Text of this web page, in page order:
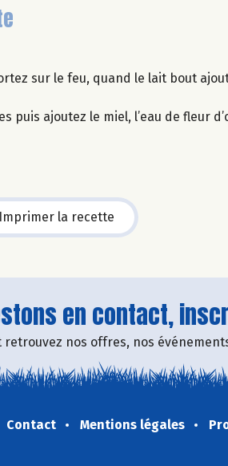
sur le feu, quand le lait bout
puis ajoutez le miel, l’eau de
Imprimer la recette
en contact,
retrouvez nos offres, nos
Contact Mentions légales